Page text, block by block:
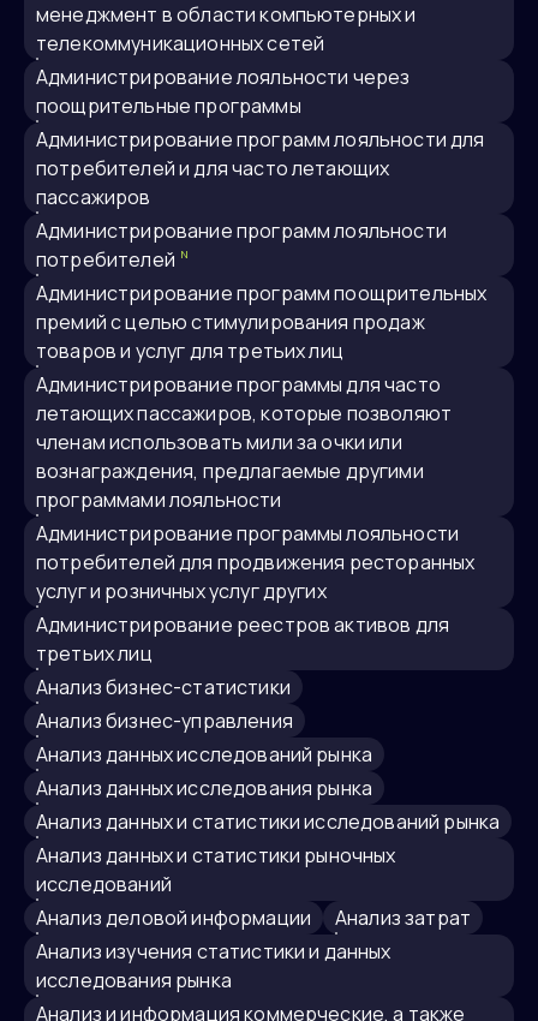
менеджмент в области компьютерных и
телекоммуникационных сетей
Администрирование лояльности через
поощрительные программы
администрирование программ лояльности для
потребителей и для часто летающих
пассажиров
администрирование программ лояльности
потребителей N
Администрирование программ поощрительных
премий с целью стимулирования продаж
товаров и услуг для третьих лиц
Администрирование программы для часто
летающих пассажиров, которые позволяют
членам использовать мили за очки или
вознаграждения, предлагаемые другими
программами лояльности
Администрирование программы лояльности
потребителей для продвижения ресторанных
услуг и розничных услуг других
администрирование реестров активов для
третьих лиц
анализ бизнес-статистики
анализ бизнес-управления
анализ данных исследований рынка
Анализ данных исследования рынка
анализ данных и статистики исследований рынка
анализ данных и статистики рыночных
исследований
анализ деловой информации
Анализ затрат
анализ изучения статистики и данных
исследования рынка
анализ и информация коммерческие, а также